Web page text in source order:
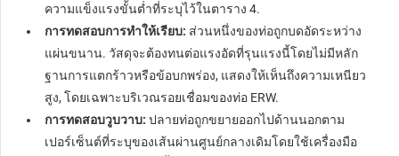
ความแข็งแรงขั้นต่ำที่ระบุไว้ในตาราง 4.
การทดสอบการทำให้เรียบ: ส่วนหนึ่งของท่อถูกบดอัดระหว่าง
แผ่นขนาน. วัสดุจะต้องทนต่อแรงอัดที่รุนแรงนี้โดยไม่มีหลัก
ฐานการแตกร้าวหรือข้อบกพร่อง, แสดงให้เห็นถึงความเหนียว
สูง, โดยเฉพาะบริเวณรอยเชื่อมของท่อ ERW.
การทดสอบวูบวาบ: ปลายท่อถูกขยายออกไปด้านนอกตาม
เปอร์เซ็นต์ที่ระบุของเส้นผ่านศูนย์กลางเดิมโดยใช้เครื่องมือ